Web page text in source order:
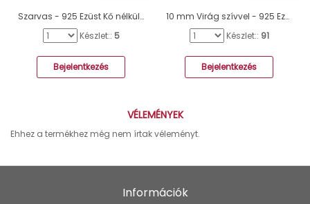
Szarvas - 925 Ezüst Kő nélküli nyakláncok A4S39805
Készlet:: 5
Bejelentkezés
10 mm Virág szívvel - 925 Ezüst Kő Nélküli Nyakláncok A4S50007
Készlet:: 91
Bejelentkezés
VÉLEMÉNYEK
Ehhez a termékhez még nem írtak véleményt.
Információk